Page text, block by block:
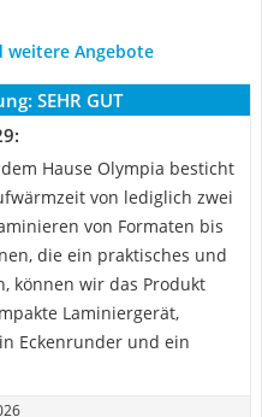
weitere Angebote
SEHR GUT
Hause Olympia besticht
von lediglich zwei
von Formaten bis
die ein praktisches und
können wir das Produkt
Laminiergerät,
Eckenrunder und ein